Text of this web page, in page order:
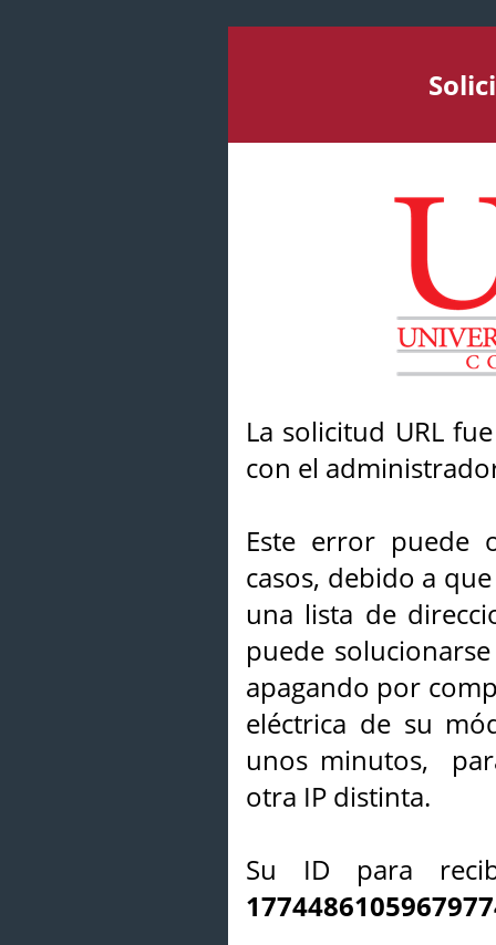
La solicitud URL
con el
Este error puede
casos, debido a
una lista de
puede
apagando por
eléctrica de su
unos minutos,
otra IP distinta.
Su ID para